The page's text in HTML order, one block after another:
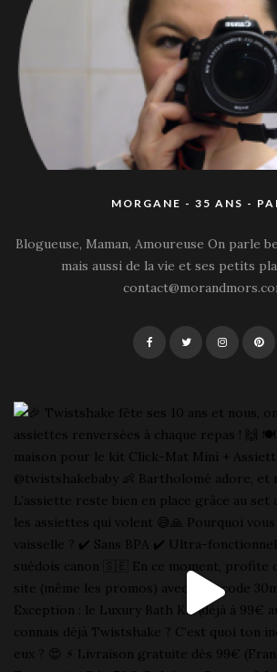
MORGANE - 35 ANS -
Blogueuse, Maman, Amoureuse On parle
mais aussi de la vie et ses petits